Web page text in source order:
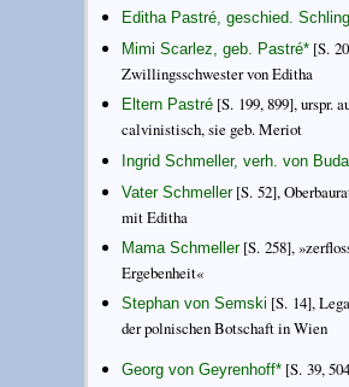
Editha Pastré, geschied.
Mimi Scarlez, geb. Pastré* [S.
Zwillingsschwester von Editha
Eltern Pastré [S. 199, 899], urspr.
calvinistisch, sie geb. Meriot
Ingrid Schmeller, verh. von
Vater Schmeller[S. 52],
mit Editha
Mama Schmeller[S. 258],
Ergebenheit«
Stephan von Semski [S. 14],
der polnischen Botschaft in Wien
Georg von Geyrenhoff* [S. 39,